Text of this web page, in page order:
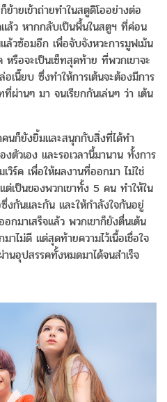
ก็ย้ายเข้าถ่ายทำในสตูดิโออย่างต่อ
แล้ว หากกลับเป็นพื้นในสตูฯ ที่ค่อน
ล้วซ้อมอีก เพื่อจับจังหวะการมูฟเม้น
อจะเป็นเซ็ทสุดท้าย ที่พวกเขาจะ
เนี๊ยบ ซึ่งทำให้การเต้นจะต้องมีการ
ที่ผ่านๆ มา จนเรียกกันเล่นๆ ว่า เต้น
นก็ยังยิ้มและสนุกกับสิ่งที่ได้ทำ
งตัวเอง และรอเวลานี้มานาน ทั้งการ
วิร์ค เพื่อให้ผลงานที่ออกมา ไม่ใช่
ต่เป็นของพวกเขาทั้ง 5 คน ทำให้ใน
งกันและกัน และให้กำลังใจกันอยู่
กมาเสร็จแล้ว พวกเขาก็ยังตื่นเต้น
าไม่ดี แต่สุดท้ายความไว้เนื้อเชื่อใจ
นอุปสรรคทั้งหมดมาได้จนสำเร็จ